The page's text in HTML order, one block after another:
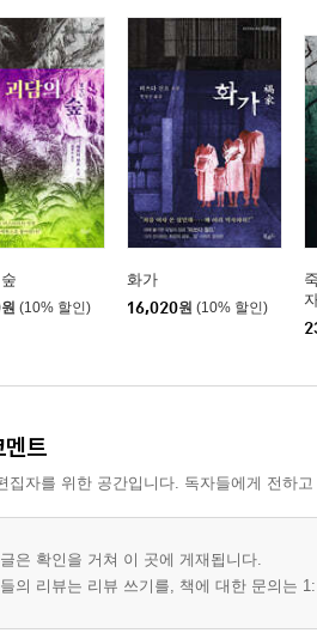
원 (10% 할인)
화가
16,020원 (10% 할인)
멘트
집자를 위한 공간입니다. 독자들에게 전하
은 확인을 거쳐 이 곳에 게재됩니다.
의 리뷰는 리뷰 쓰기를, 책에 대한 문의는